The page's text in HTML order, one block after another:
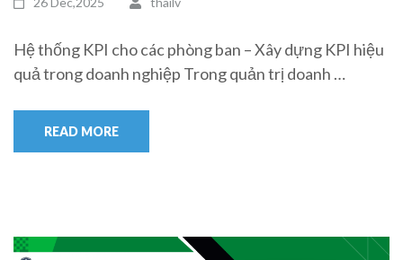
Hệ thống KPI cho các phòng ban – Xây dựng KPI hiệu
quả trong doanh nghiệp Trong quản trị doanh …
READ MORE